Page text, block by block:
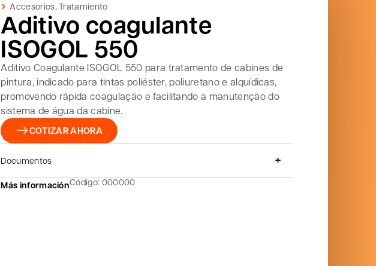
Accesorios,Tratamiento
Aditivo coagulante
ISOGOL 550
Aditivo Coagulante ISOGOL 550 para tratamento de cabines de
pintura, indicado para tintas poliéster, poliuretano e alquídicas,
promovendo rápida coagulação e facilitando a manutenção do
sistema de água da cabine.
COTIZAR AHORA
Documentos
Más informaciónCódigo: 000000